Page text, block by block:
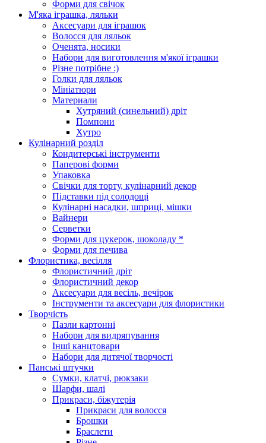
Форми для свічок
М'яка іграшка, ляльки
Аксесуари для іграшок
Волосся для ляльок
Оченята, носики
Набори для виготовлення м'якої іграшки
Різне потрібне :)
Голки для ляльок
Мініатюри
Материали
Хутряний (синельний) дріт
Помпони
Хутро
Кулінарний розділ
Кондитерські інструменти
Паперові форми
Упаковка
Свічки для торту, кулінарний декор
Підставки під солодощі
Кулінарні насадки, шприці, мішки
Вайнери
Серветки
Форми для цукерок, шоколаду *
Форми для печива
Флористика, весілля
Флористичний дріт
Флористичний декор
Аксесуари для весіль, вечірок
Інструменти та аксесуари для флористики
Творчість
Пазли картонні
Набори для видряпування
Інші канцтовари
Набори для дитячої творчості
Панські штучки
Сумки, клатчі, рюкзаки
Шарфи, шалі
Прикраси, біжутерія
Прикраси для волосся
Брошки
Браслети